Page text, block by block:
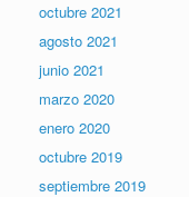
octubre 2021
agosto 2021
junio 2021
marzo 2020
enero 2020
octubre 2019
septiembre 2019